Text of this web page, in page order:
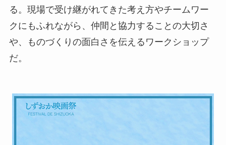
る。現場で受け継がれてきた考え方やチームワー
クにもふれながら、仲間と協力することの大切さ
や、ものづくりの面白さを伝えるワークショップ
だ。